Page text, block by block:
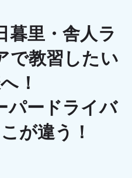
暮里・舎人ラ
で教習したい
！
パードライバ
が違う！